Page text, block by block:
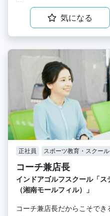
気になる
正社員 スポーツ教育・スクール
コーチ兼店長
インドアゴルフスクール「
（湘南モールフィル）」
コーチ兼店長だからこそで